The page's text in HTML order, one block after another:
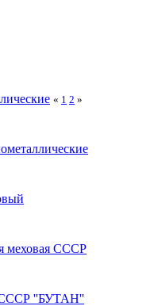
« 1 2 »
меховая СССР
''БУТАН''